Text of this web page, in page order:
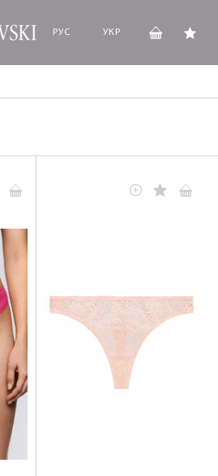
РУС УКР